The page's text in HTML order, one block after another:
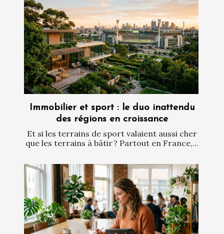
Immobilier et sport : le duo inattendu
des régions en croissance
Et si les terrains de sport valaient aussi cher
que les terrains à bâtir ? Partout en France,...